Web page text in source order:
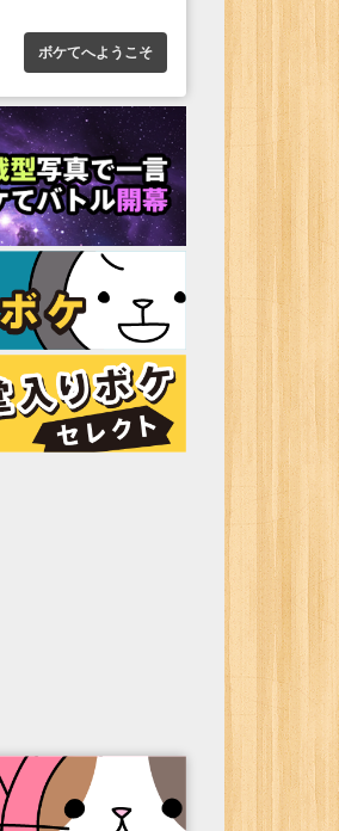
ボケてへようこそ